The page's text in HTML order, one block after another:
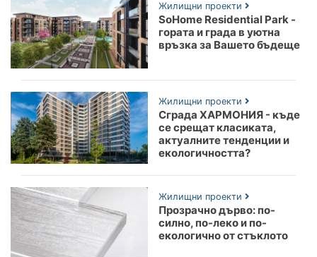
Жилищни проекти
SoHome Residential Park -
гората и града в уютна
връзка за Вашето бъдеще
Жилищни проекти
Сграда ХАРМОНИЯ - къде
се срещат класиката,
актуалните тенденции и
екологичността?
Жилищни проекти
Прозрачно дърво: по-
силно, по-леко и по-
екологично от стъклото